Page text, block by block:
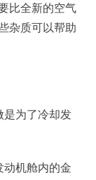
比全新的空气
杂质可以帮助
是为了冷却发
动机舱内的金